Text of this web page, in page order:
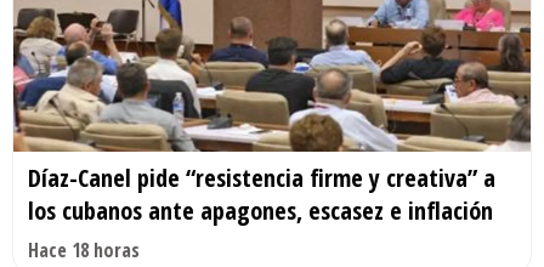
Díaz-Canel pide “resistencia firme y creativa” a
los cubanos ante apagones, escasez e inflación
Hace 18 horas